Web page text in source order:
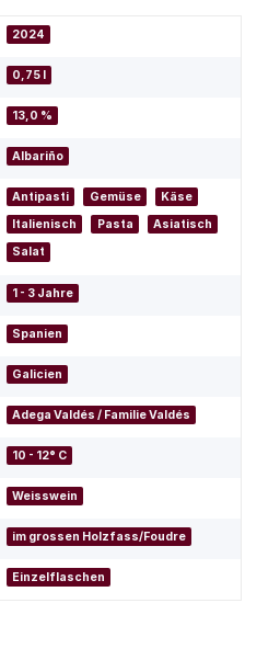
2024
0,75 l
13,0 %
Albariño
Antipasti Gemüse
Käse
Italienisch
Pasta
Asiatisch
Salat
1 - 3 Jahre
Spanien
Galicien
Adega Valdés / Familie Valdés
10 - 12° C
Weisswein
im grossen Holzfass/Foudre
Einzelflaschen